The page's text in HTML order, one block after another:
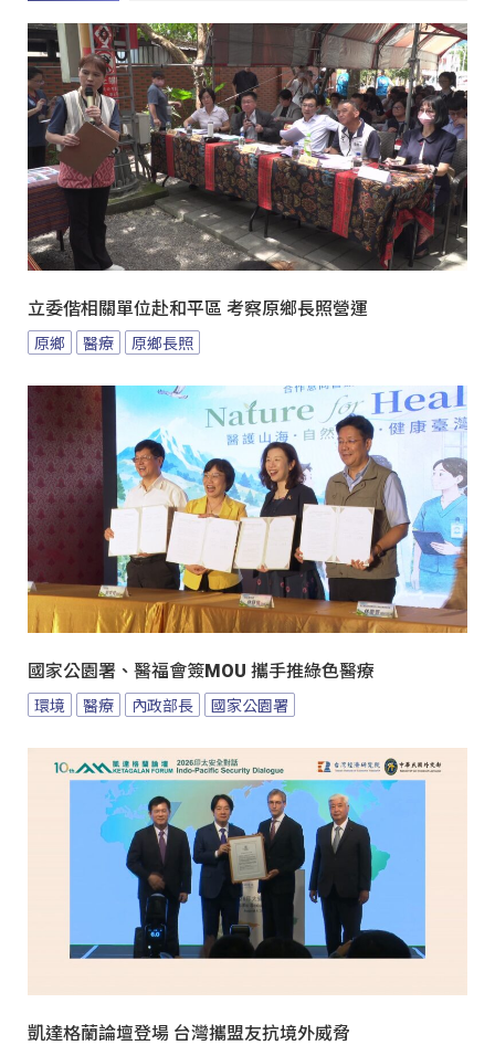
立委偕相關單位赴和平區 考察原鄉長照營運
原鄉 醫療 原鄉長照
國家公園署、醫福會簽MOU 攜手推綠色醫療
環境 醫療 內政部長 國家公園署
凱達格蘭論壇登場 台灣攜盟友抗境外威脅